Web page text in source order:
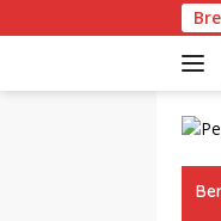
ke
Muba Bangun